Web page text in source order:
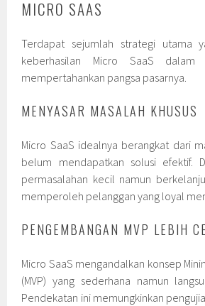
MICRO SAAS
Terdapat sejumlah strategi utama
keberhasilan Micro SaaS dalam
mempertahankan pangsa pasarnya.
MENYASAR MASALAH KHUSUS
Micro SaaS idealnya berangkat dari
belum mendapatkan solusi efektif.
permasalahan kecil namun
memperoleh pelanggan yang loyal
PENGEMBANGAN MVP LEBIH
Micro SaaS mengandalkan konsep
(MVP) yang sederhana namun
Pendekatan ini memungkinkan